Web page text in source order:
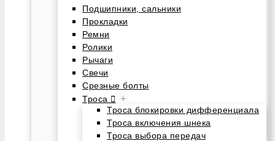
Подшипники, сальники
Прокладки
Ремни
Ролики
Рычаги
Свечи
Срезные болты
Троса
+
Троса блокировки дифференциала
Троса включения шнека
Троса выбора передач